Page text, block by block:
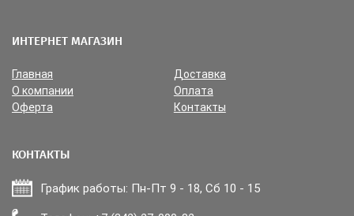
Прикрепить файл
ИНТЕРНЕТ МАГАЗИН
Главная
Доставка
О компании
Оплата
Оферта
Контакты
КОНТАКТЫ
График работы: Пн-Пт 9 - 18, Сб 10 - 15